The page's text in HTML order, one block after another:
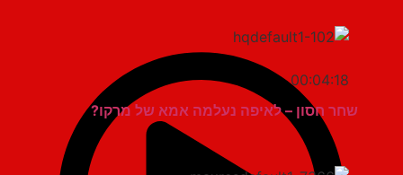
00:04:18
שחר חסון – לאיפה נעלמה אמא של מרקו?